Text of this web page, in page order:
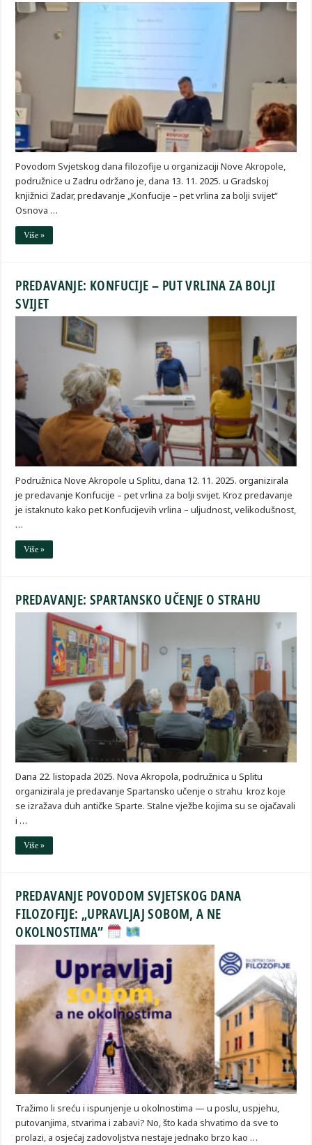
Povodom Svjetskog dana filozofije u organizaciji Nove Akropole,
podružnice u Zadru održano je, dana 13. 11. 2025. u Gradskoj
knjižnici Zadar, predavanje „Konfucije – pet vrlina za bolji svijet“
Osnova …
Više »
PREDAVANJE: KONFUCIJE – PUT VRLINA ZA BOLJI
SVIJET
Podružnica Nove Akropole u Splitu, dana 12. 11. 2025. organizirala
je predavanje Konfucije – pet vrlina za bolji svijet. Kroz predavanje
je istaknuto kako pet Konfucijevih vrlina – uljudnost, velikodušnost,
…
Više »
PREDAVANJE: SPARTANSKO UČENJE O STRAHU
Dana 22. listopada 2025. Nova Akropola, podružnica u Splitu
organizirala je predavanje Spartansko učenje o strahu kroz koje
se izražava duh antičke Sparte. Stalne vježbe kojima su se ojačavali
i …
Više »
PREDAVANJE POVODOM SVJETSKOG DANA
FILOZOFIJE: „UPRAVLJAJ SOBOM, A NE
OKOLNOSTIMA”
Tražimo li sreću i ispunjenje u okolnostima — u poslu, uspjehu,
putovanjima, stvarima i zabavi? No, što kada shvatimo da sve to
prolazi, a osjećaj zadovoljstva nestaje jednako brzo kao …